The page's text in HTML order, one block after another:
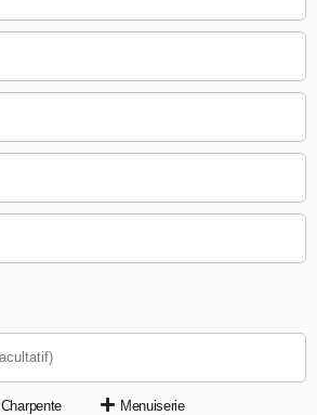
Charpente
Menuiserie